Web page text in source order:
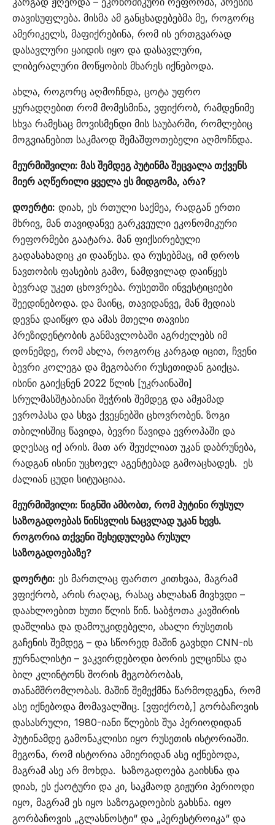
თავისუფლება. მისმა ამ განცხადებებმა მე, როგორც
ამერიკელს, მაფიქრებინა, რომ ის ერთგვარად
დასავლური ყაიდის იყო და დასავლური,
ლიბერალური მოწყობის მხარეს იქნებოდა.
ახლა, როგორც აღმოჩნდა, ცოტა უფრო
ყურადღებით რომ მომესმინა, ვფიქრობ, რამდენიმე
სხვა რამესაც მოვისმენდი მის საუბარში, რომლებიც
მოგვიანებით საკმაოდ შემაშფოთებელი აღმოჩნდა.
მეურმიშვილი: მას შემდეგ პუტინმა შეცვალა თქვენს
მიერ აღწერილი ყველა ეს მიდგომა, არა?
დოერტი: დიახ, ეს რთული საქმეა, რადგან ერთი
მხრივ, მან თავიდანვე გარკვეული ეკონომიკური
რეფორმები გაატარა. მან ფიქსირებული
გადასახადიც კი დააწესა. და რუსებმაც, იმ დროს
ნავთობის ფასების გამო, ნამდვილად დაიწყეს
ბევრად უკეთ ცხოვრება. რუსეთში ინვესტიციები
შეედინებოდა. და მაინც, თავიდანვე, მან მედიას
დევნა დაიწყო და ამას მთელი თავისი
პრეზიდენტობის განმავლობაში აგრძელებს იმ
დონემდე, რომ ახლა, როგორც კარგად იცით, ჩვენი
ბევრი კოლეგა და მეგობარი რუსეთიდან გაიქცა.
ისინი გაიქცნენ 2022 წლის [უკრაინაში]
სრულმასშტაბიანი შეჭრის შემდეგ და ამჟამად
ევროპასა და სხვა ქვეყნებში ცხოვრობენ. ზოგი
თბილისშიც წავიდა, ბევრი წავიდა ევროპაში და
დღესაც იქ არის. მათ არ შეუძლიათ უკან დაბრუნება,
რადგან ისინი უცხოელ აგენტებად გამოაცხადეს. ეს
ძალიან ცუდი სიტუაციაა.
მეურმიშვილი: წიგნში ამბობთ, რომ პუტინი რუსულ
საზოგადოებას წინსვლის ნაცვლად უკან ხევს.
როგორია თქვენი შეხედულება რუსულ
საზოგადოებაზე?
დოერტი: ეს მართლაც ფართო კითხვაა, მაგრამ
ვფიქრობ, არის რაღაც, რასაც ახლახან მივხვდი –
დაახლოებით ხუთი წლის წინ. საბჭოთა კავშირის
დაშლისა და დამოუკიდებელი, ახალი რუსეთის
გაჩენის შემდეგ – და სწორედ მაშინ გავხდი CNN-ის
ჟურნალისტი – ვაკვირდებოდი ბორის ელცინსა და
ბილ კლინტონს შორის მეგობრობას,
თანამშრომლობას. მაშინ შემექმნა წარმოდგენა, რომ
ასე იქნებოდა მომავალშიც. [ვფიქრობ,] გორბაჩოვის
დასასრული, 1980-იანი წლების შუა პერიოდიდან
პუტინამდე გამონაკლისი იყო რუსეთის ისტორიაში.
მეგონა, რომ ისტორია ამიერიდან ასე იქნებოდა,
მაგრამ ასე არ მოხდა. საზოგადოება გაიხსნა და
დიახ, ეს ქაოტური და კი, საკმაოდ გიჟური პერიოდი
იყო, მაგრამ ეს იყო საზოგადოების გახსნა. იყო
გორბაჩოვის „გლასნოსტი“ და „პერესტროიკა“ და